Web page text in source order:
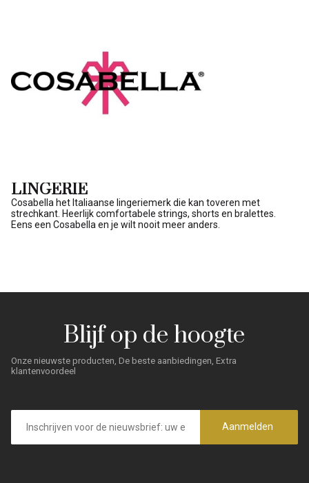
LINGERIE
Cosabella het Italiaanse lingeriemerk die kan toveren met
strechkant. Heerlijk comfortabele strings, shorts en bralettes.
Eens een Cosabella en je wilt nooit meer anders.
Blijf op de hoogte
Onze nieuwste producten, De beste aanbiedingen, Extra
klantenvoordeel
E-
mailadres
Aanmelden